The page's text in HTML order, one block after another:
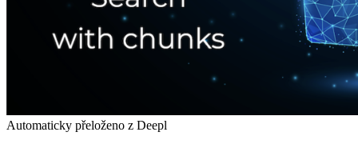
Automaticky přeloženo z Deepl